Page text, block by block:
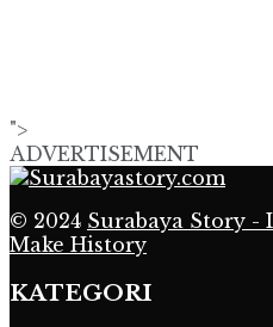
">
ADVERTISEMENT
© 2024 Surabaya Story -
Make History
KATEGORI